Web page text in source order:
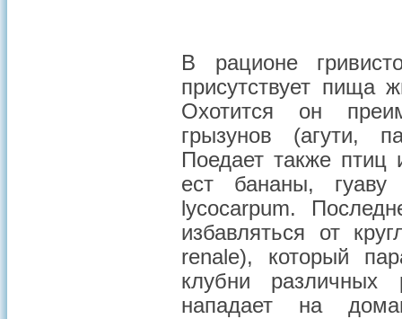
В рационе
присутствует пища
Охотится он
грызунов (агути,
Поедает также птиц
ест бананы,
lycocarpum.
избавляться от
renale), который
клубни различных
нападает на